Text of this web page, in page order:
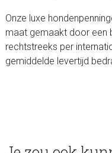
Onze luxe
maat gemaakt door een
rechtstreeks per
gemiddelde levertijd